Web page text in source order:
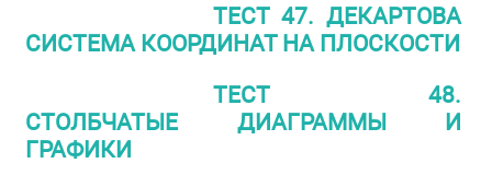
ТЕСТ 47. ДЕКАРТОВА
СИСТЕМА КООРДИНАТ НА ПЛОСКОСТИ
ТЕСТ 48.
СТОЛБЧАТЫЕ ДИАГРАММЫ И
ГРАФИКИ